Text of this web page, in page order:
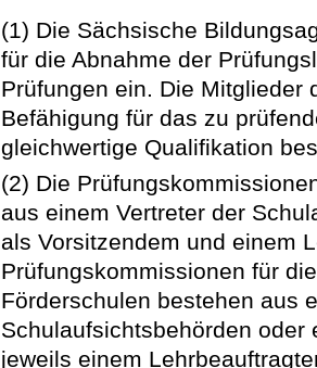
(1) Die Sächsische
für die Abnahme der
Prüfungen ein. Die Mitglieder
Befähigung für das zu
gleichwertige Qualifikation
(2) Die
aus einem Vertreter der
als Vorsitzendem und einem
Prüfungskommissionen für
Förderschulen bestehen aus
Schulaufsichtsbehörden oder
jeweils einem